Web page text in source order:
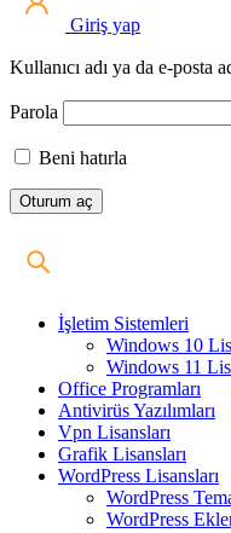
Giriş yap
Kullanıcı adı ya da e-posta
Parola
Beni hatırla
İşletim Sistemleri
Windows 10
Windows 11
Office Programları
Antivirüs Yazılımları
Vpn Lisansları
Grafik Lisansları
WordPress Lisansları
WordPress
WordPress